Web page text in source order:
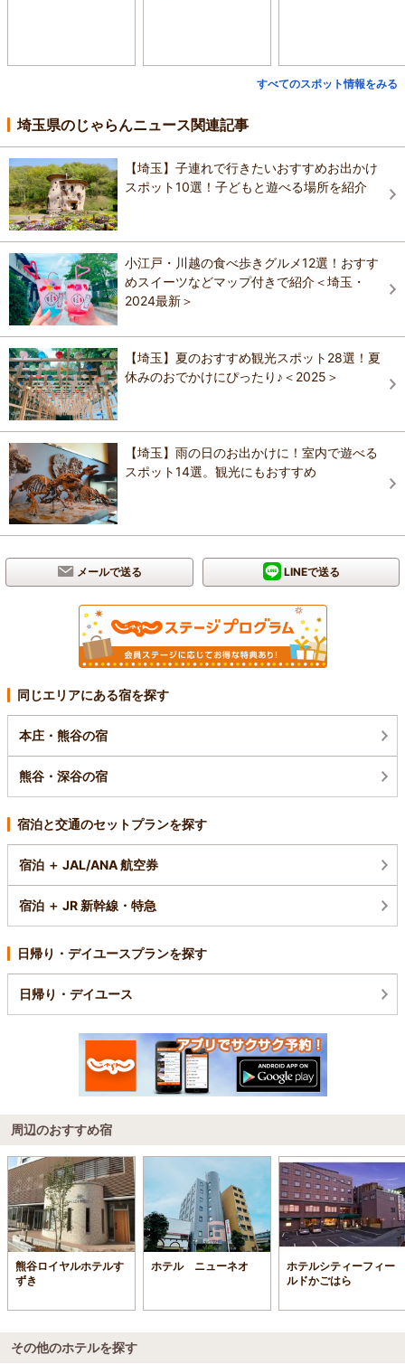
すべてのスポット情報をみる
埼玉県のじゃらんニュース関連記事
【埼玉】子連れで行きたいおすすめお出かけ
スポット10選！子どもと遊べる場所を紹介
小江戸・川越の食べ歩きグルメ12選！おすす
めスイーツなどマップ付きで紹介＜埼玉・
2024最新＞
【埼玉】夏のおすすめ観光スポット28選！夏
休みのおでかけにぴったり♪＜2025＞
【埼玉】雨の日のお出かけに！室内で遊べる
スポット14選。観光にもおすすめ
メールで送る LINEで送る
同じエリアにある宿を探す
本庄・熊谷の宿
熊谷・深谷の宿
宿泊と交通のセットプランを探す
宿泊 ＋ JAL/ANA 航空券
宿泊 ＋ JR 新幹線・特急
日帰り・デイユースプランを探す
日帰り・デイユース
周辺のおすすめ宿
熊谷ロイヤルホテルす
ずき
ホテル ニューネオ
ホテルシティーフィー
ルドかごはら
その他のホテルを探す